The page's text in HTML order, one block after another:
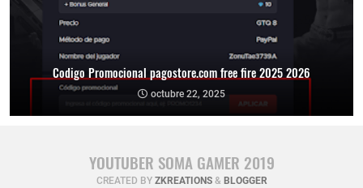
Codigo Promocional pagostore.com free fire 2025 2026
octubre 22, 2025
YOUTUBER SOMA GAMER 2019
CREATED BY ZKREATIONS& BLOGGER